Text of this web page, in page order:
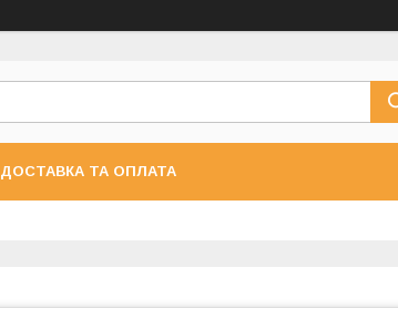
ДОСТАВКА ТА ОПЛАТА